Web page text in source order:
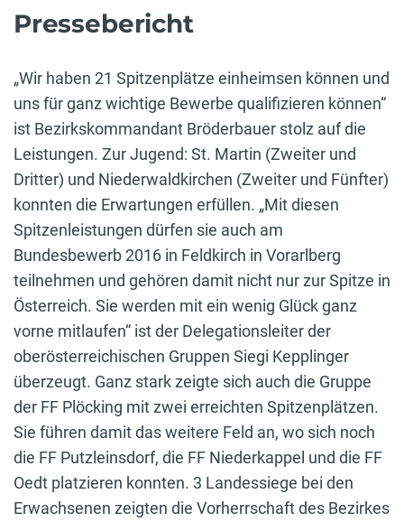
Pressebericht
„Wir haben 21 Spitzenplätze einheimsen können und
uns für ganz wichtige Bewerbe qualifizieren können“
ist Bezirkskommandant Bröderbauer stolz auf die
Leistungen. Zur Jugend: St. Martin (Zweiter und
Dritter) und Niederwaldkirchen (Zweiter und Fünfter)
konnten die Erwartungen erfüllen. „Mit diesen
Spitzenleistungen dürfen sie auch am
Bundesbewerb 2016 in Feldkirch in Vorarlberg
teilnehmen und gehören damit nicht nur zur Spitze in
Österreich. Sie werden mit ein wenig Glück ganz
vorne mitlaufen“ ist der Delegationsleiter der
oberösterreichischen Gruppen Siegi Kepplinger
überzeugt. Ganz stark zeigte sich auch die Gruppe
der FF Plöcking mit zwei erreichten Spitzenplätzen.
Sie führen damit das weitere Feld an, wo sich noch
die FF Putzleinsdorf, die FF Niederkappel und die FF
Oedt platzieren konnten. 3 Landessiege bei den
Erwachsenen zeigten die Vorherrschaft des Bezirkes